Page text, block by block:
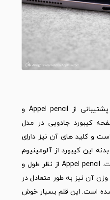
نسل جدید آیپد پرو توانایی پشتیبانی از Appel pencil و
کیبورد جادویی در مدل
و کلید های آن نیز دارای
این کیبورد از آلومینیوم
های بازیافتی تشکیل شده است. Appel pencil از نظر طول و
وزن آن نیز به طور متعادل در
است. این قلم بسیار خوش